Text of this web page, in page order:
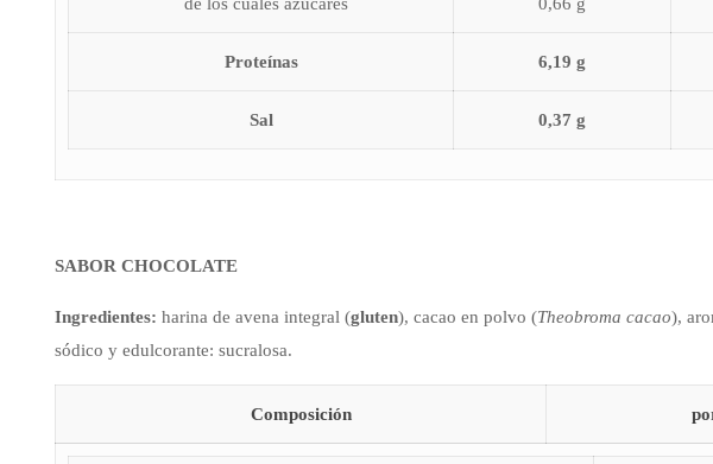
Proteínas 6,19 g
Sal 0,37 g
SABOR CHOCOLATE
Ingredientes: harina de avena integral (gluten), cacao en polvo (Theobroma cacao),
sódico y edulcorante: sucralosa.
Composición